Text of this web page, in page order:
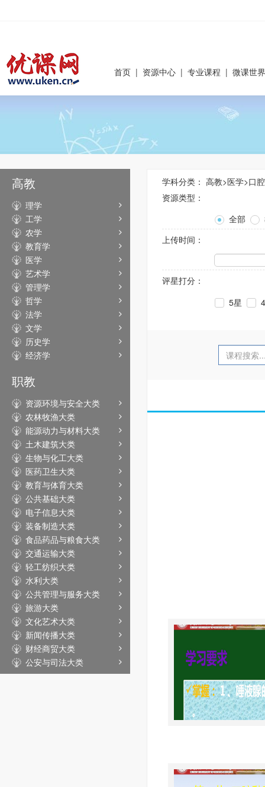
首页 | 资源中心 | 专业课程 | 微课世界
高教
理学
工学
农学
教育学
医学
艺术学
管理学
哲学
法学
文学
历史学
经济学
职教
资源环境与安全大类
农林牧渔大类
能源动力与材料大类
土木建筑大类
生物与化工大类
医药卫生大类
教育与体育大类
公共基础大类
电子信息大类
装备制造大类
食品药品与粮食大类
交通运输大类
轻工纺织大类
水利大类
公共管理与服务大类
旅游大类
文化艺术大类
新闻传播大类
财经商贸大类
公安与司法大类
学科分类： 高教>医学>口
资源类型：
全部
上传时间：
评星打分：
5星